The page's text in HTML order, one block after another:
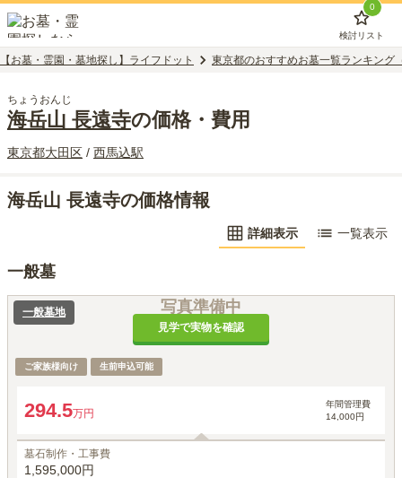
0
検討リスト
【お墓・霊園・墓地探し】ライフドット 東京都のおすすめお墓一覧ランキング
ちょうおんじ
海岳山 長遠寺の価格・費用
東京都大田区 / 西馬込駅
海岳山 長遠寺の価格情報
詳細表示 一覧表示
一般墓
写真準備中
見学で実物を確認
一般墓地
ご家族様向け 生前申込可能
294.5万円
年間管理費
14,000円
墓石制作・工事費
1,595,000円